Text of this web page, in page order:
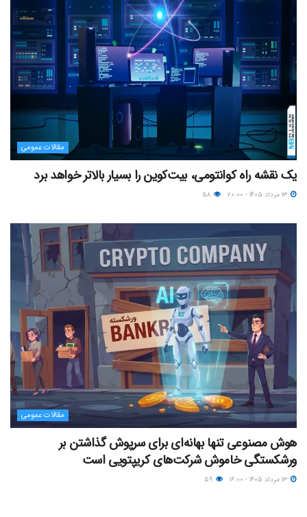
مقالات عمومی
یک نقشه راه کوانتومی، بیت‌کوین را بسیار بالاتر خواهد برد
مقالات عمومی
هوش مصنوعی تنها بهانه‌ای برای سرپوش گذاشتن بر
ورشکستگی خاموش شرکت‌های کریپتویی است